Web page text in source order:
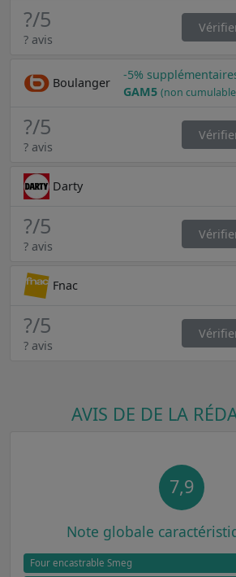
?/5
? avis
Boulanger
-5%
GAM5 (non
?/5
? avis
Darty
?/5
? avis
Fnac
?/5
? avis
AVIS DE DE LA
7,9
Note globale
Four encastrable Smeg